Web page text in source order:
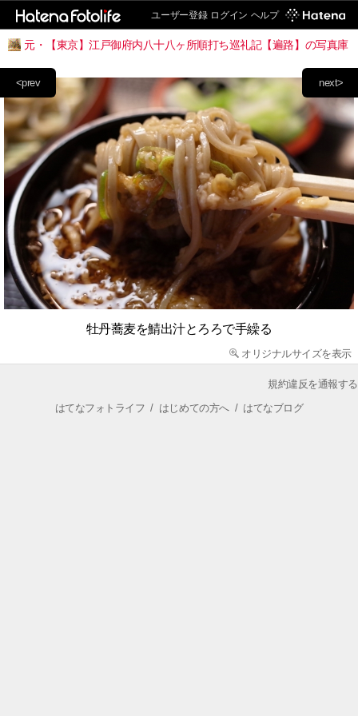
ユーザー登録 ログイン ヘルプ
元・【東京】江戸御府内八十八ヶ所順打ち巡礼記【遍路】の写真庫
next>
<prev
牡丹蕎麦を鯖出汁とろろで手繰る
オリジナルサイズを表示
規約違反を通報する
はてなフォトライフ / はじめての方へ/ はてなブログ